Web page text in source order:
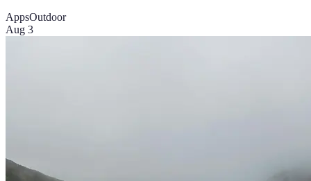
AppsOutdoor
Aug 3